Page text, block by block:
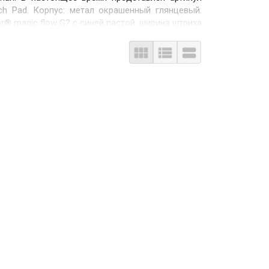
Pad. Корпус: метал окрашенный глянцевый.
magic flow G2 с синей пастой, ширина штриха
полноценный корпоративный набор стало
на указанный на сайте e-mail. Наши
  